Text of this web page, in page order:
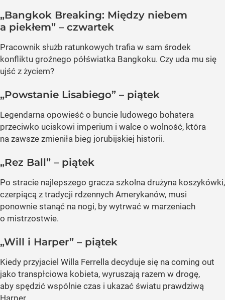
„Bangkok Breaking: Między niebem
a piekłem” – czwartek
Pracownik służb ratunkowych trafia w sam środek
konfliktu groźnego półświatka Bangkoku. Czy uda mu się
ujść z życiem?
„Powstanie Lisabiego” – piątek
Legendarna opowieść o buncie ludowego bohatera
przeciwko uciskowi imperium i walce o wolność, która
na zawsze zmieniła bieg jorubijskiej historii.
„Rez Ball” – piątek
Po stracie najlepszego gracza szkolna drużyna koszykówki,
czerpiącą z tradycji rdzennych Amerykanów, musi
ponownie stanąć na nogi, by wytrwać w marzeniach
o mistrzostwie.
„Will i Harper” – piątek
Kiedy przyjaciel Willa Ferrella decyduje się na coming out
jako transpłciowa kobieta, wyruszają razem w drogę,
aby spędzić wspólnie czas i ukazać światu prawdziwą